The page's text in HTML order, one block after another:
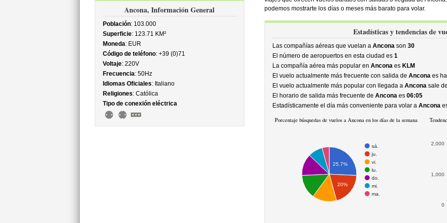
Ancona, Información General
Población: 103.000
Superficie: 123.71 KM²
Moneda: EUR
Código de teléfono: +39 (0)71
Voltaje: 220V
Frecuencia: 50Hz
Idiomas Oficiales: Italiano
Religiones: Católica
Tipo de conexión eléctrica
podemos mostrarte los días o meses más barato para volar.
Estadísticas y tendencias de
Las compañías aéreas que vuelan a Anconason 30
El número de aeropuertos en esta ciudad es 1
La compañía aérea más popular en Anconaes KLM
El vuelo actualmente más frecuente con salida de Anconaes
El vuelo actualmente más popular con llegada a Anconasale
El horario de salida más frecuente de Anconaes 06:05
Estadísticamente el día más conveniente para volar a Ancona
Porcentaje búsquedas de vuelos a Ancona en los días de la semana
sá.
ju.
vi.
lu.
do.
mi.
ma.
25.7%
20%
0
1,000
2,000